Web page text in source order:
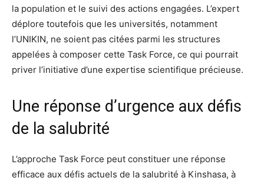
la population et le suivi des actions engagées. L’expert
déplore toutefois que les universités, notamment
l’UNIKIN, ne soient pas citées parmi les structures
appelées à composer cette Task Force, ce qui pourrait
priver l’initiative d’une expertise scientifique précieuse.
Une réponse d’urgence aux défis
de la salubrité
L’approche Task Force peut constituer une réponse
efficace aux défis actuels de la salubrité à Kinshasa, à